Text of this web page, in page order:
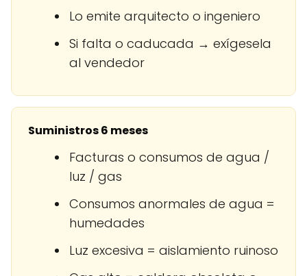
Lo emite arquitecto o ingeniero
Si falta o caducada → exígesela
al vendedor
Suministros 6 meses
Facturas o consumos de agua /
luz / gas
Consumos anormales de agua =
humedades
Luz excesiva = aislamiento ruinoso